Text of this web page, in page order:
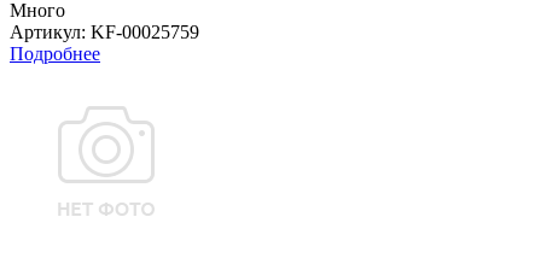
Много
Артикул: KF-00025759
Подробнее